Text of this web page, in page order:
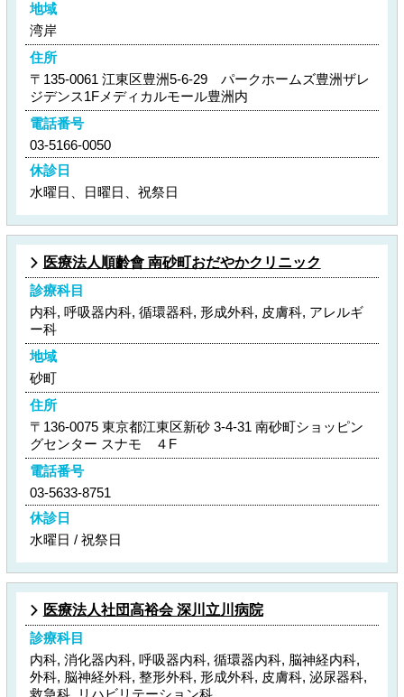
地域
湾岸
住所
〒135-0061 江東区豊洲5-6-29 パークホームズ豊洲ザレ
ジデンス1Fメディカルモール豊洲内
電話番号
03-5166-0050
休診日
水曜日、日曜日、祝祭日
医療法人順齡會 南砂町おだやかクリニック
診療科目
内科, 呼吸器内科, 循環器科, 形成外科, 皮膚科, アレルギ
ー科
地域
砂町
住所
〒136-0075 東京都江東区新砂 3-4-31 南砂町ショッピン
グセンター スナモ ４F
電話番号
03-5633-8751
休診日
水曜日 / 祝祭日
医療法人社団高裕会 深川立川病院
診療科目
内科, 消化器内科, 呼吸器内科, 循環器内科, 脳神経内科,
外科, 脳神経外科, 整形外科, 形成外科, 皮膚科, 泌尿器科,
救急科, リハビリテーション科